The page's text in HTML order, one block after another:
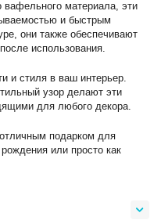
вафельного материала, эти
и быстрым
они также обеспечивают
использования.
и стиля в ваш интерьер.
узор делают эти
для любого декора.
подарком для
или просто как